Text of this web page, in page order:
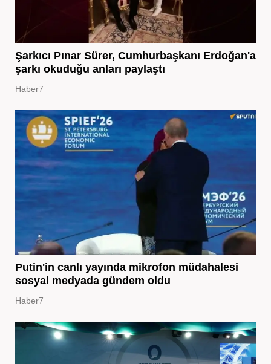
Şarkıcı Pınar Sürer, Cumhurbaşkanı Erdoğan'a
şarkı okuduğu anları paylaştı
Haber7
Putin'in canlı yayında mikrofon müdahalesi
sosyal medyada gündem oldu
Haber7